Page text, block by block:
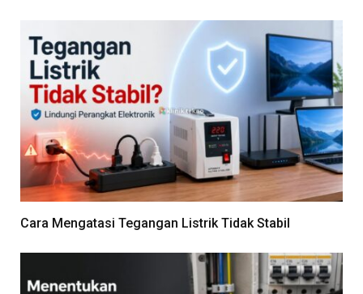
Cara Mengatasi Tegangan Listrik Tidak Stabil